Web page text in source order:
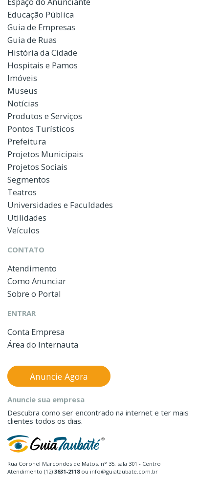
Educação Pública
Guia de Empresas
Guia de Ruas
História da Cidade
Hospitais e Pamos
Imóveis
Museus
Notícias
Produtos e Serviços
Pontos Turísticos
Prefeitura
Projetos Municipais
Projetos Sociais
Segmentos
Teatros
Universidades e Faculdades
Utilidades
Veículos
CONTATO
Atendimento
Como Anunciar
Sobre o Portal
ENTRAR
Conta Empresa
Área do Internauta
Rua Coronel Marcondes de Matos, n° 35, sala 301 - Centro
Atendimento (12) 3631-2118ou info@guiataubate.com.br
Anuncie sua empresa
Descubra como ser encontrado na internet e ter mais
clientes todos os dias.
Anuncie Agora